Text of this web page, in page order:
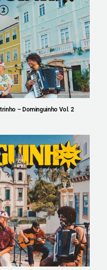
– Dominguinho Vol. 2